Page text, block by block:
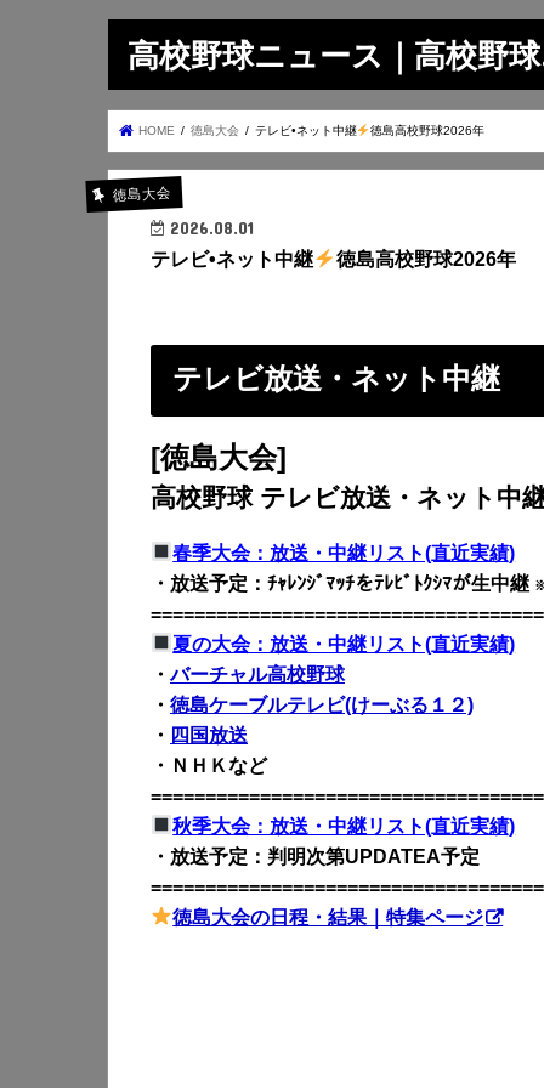
高校野球ニュース｜高校野
HOME 徳島大会 テレビ•ネット中継 徳島高校野球2026年
徳島大会
2026.08.01
テレビ•ネット中継 徳島高校野球2026年
テレビ放送・ネット中継
[徳島大会]
高校野球 テレビ放送・ネット中
春季大会：放送・中継リスト(直近実績)
・放送予定：ﾁｬﾚﾝｼﾞﾏｯﾁをﾃﾚﾋﾞﾄｸｼﾏが生中継
夏の大会：放送・中継リスト(直近実績)
・バーチャル高校野球
・ 徳島ケーブルテレビ(けーぶる１２)
・ 四国放送
・ＮＨＫなど
秋季大会：放送・中継リスト(直近実績)
・放送予定：判明次第UPDATEA予定
徳島大会の日程・結果｜特集ページ